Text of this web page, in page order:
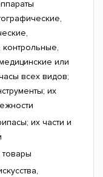
или
всех видов;
их
их части и